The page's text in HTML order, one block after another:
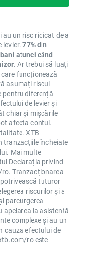
au un risc ridicat de a
levier.77% din
atunci când
. Ar trebui să luați
funcționează
asumați riscul
pentru diferență
de levier și
chiar și mișcările
afecta contul.
XTB
tranzacţiile încheiate
Mai multe
Declarația privind
ro. Tranzacționarea
tuturor
riscurilor și a
parcurgerea
apelarea la asistență
complexe și au un
cauza efectului de
roeste